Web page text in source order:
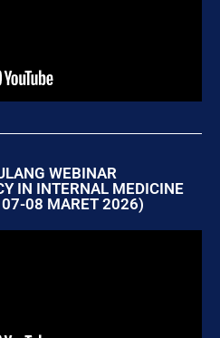
WEBINAR
IN INTERNAL MEDICINE
08 MARET 2026)